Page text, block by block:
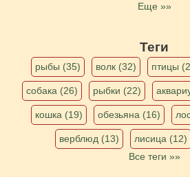
Еще »»
Теги
рыбы (35) волк (32) птицы
собака (26) рыбки (22)
кошка (19) обезьяна (16)
верблюд (13) лисица (12)
Все теги »»